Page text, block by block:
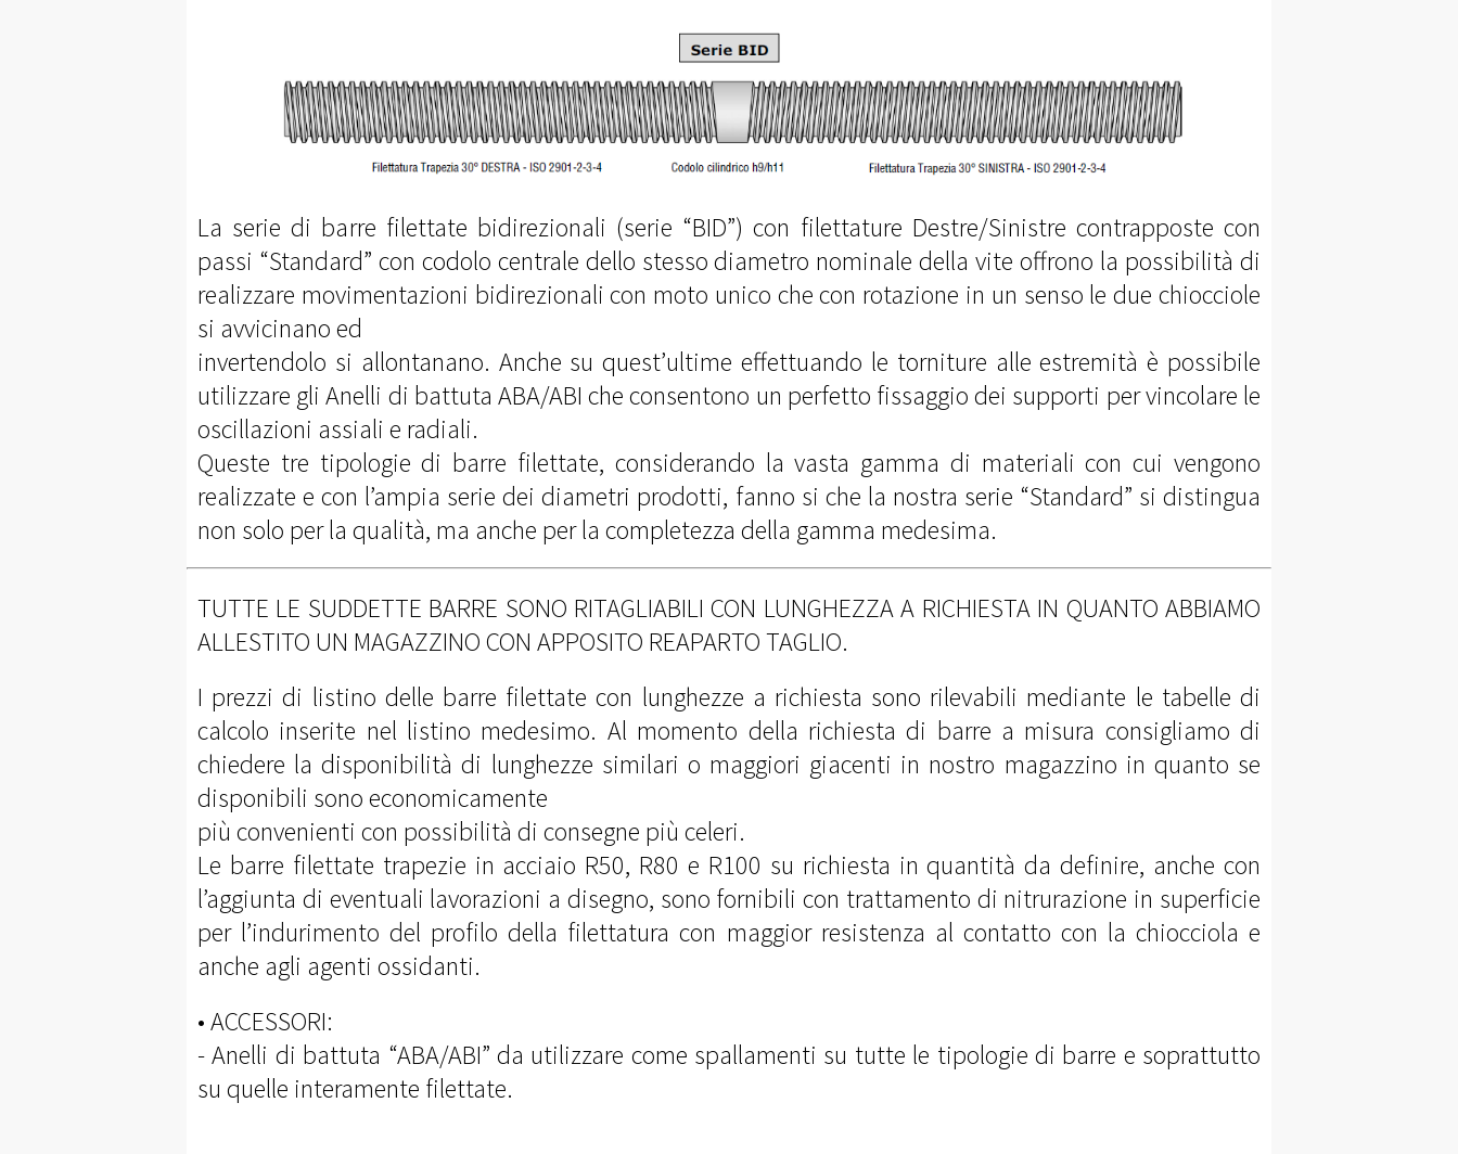
La serie di barre filettate bidirezionali (serie “BID”) con filettature Destre/Sinistre contrapposte con
passi “Standard” con codolo centrale dello stesso diametro nominale della vite offrono la possibilità di
realizzare movimentazioni bidirezionali con moto unico che con rotazione in un senso le due chiocciole
si avvicinano ed
invertendolo si allontanano. Anche su quest’ultime effettuando le torniture alle estremità è possibile
utilizzare gli Anelli di battuta ABA/ABI che consentono un perfetto fissaggio dei supporti per vincolare le
oscillazioni assiali e radiali.
Queste tre tipologie di barre filettate, considerando la vasta gamma di materiali con cui vengono
realizzate e con l’ampia serie dei diametri prodotti, fanno si che la nostra serie “Standard” si distingua
non solo per la qualità, ma anche per la completezza della gamma medesima.
TUTTE LE SUDDETTE BARRE SONO RITAGLIABILI CON LUNGHEZZA A RICHIESTA IN QUANTO ABBIAMO
ALLESTITO UN MAGAZZINO CON APPOSITO REAPARTO TAGLIO.
I prezzi di listino delle barre filettate con lunghezze a richiesta sono rilevabili mediante le tabelle di
calcolo inserite nel listino medesimo. Al momento della richiesta di barre a misura consigliamo di
chiedere la disponibilità di lunghezze similari o maggiori giacenti in nostro magazzino in quanto se
disponibili sono economicamente
più convenienti con possibilità di consegne più celeri.
Le barre filettate trapezie in acciaio R50, R80 e R100 su richiesta in quantità da definire, anche con
l’aggiunta di eventuali lavorazioni a disegno, sono fornibili con trattamento di nitrurazione in superficie
per l’indurimento del profilo della filettatura con maggior resistenza al contatto con la chiocciola e
anche agli agenti ossidanti.
• ACCESSORI:
- Anelli di battuta “ABA/ABI” da utilizzare come spallamenti su tutte le tipologie di barre e soprattutto
su quelle interamente filettate.